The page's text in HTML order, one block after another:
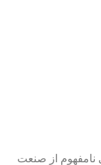
نامفهوم از صنعت